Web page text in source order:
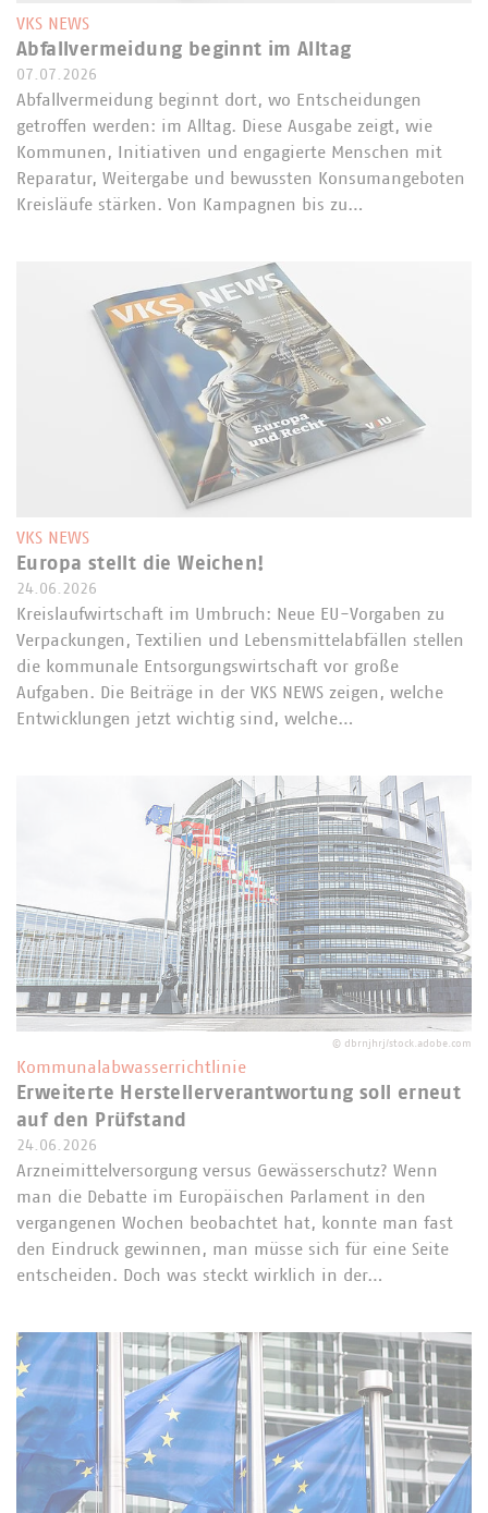
VKS NEWS
Abfallvermeidung beginnt im Alltag
07.07.2026
Abfallvermeidung beginnt dort, wo Entscheidungen
getroffen werden: im Alltag. Diese Ausgabe zeigt, wie
Kommunen, Initiativen und engagierte Menschen mit
Reparatur, Weitergabe und bewussten Konsumangeboten
Kreisläufe stärken. Von Kampagnen bis zu…
VKS NEWS
Europa stellt die Weichen!
24.06.2026
Kreislaufwirtschaft im Umbruch: Neue EU-Vorgaben zu
Verpackungen, Textilien und Lebensmittelabfällen stellen
die kommunale Entsorgungswirtschaft vor große
Aufgaben. Die Beiträge in der VKS NEWS zeigen, welche
Entwicklungen jetzt wichtig sind, welche…
© dbrnjhrj/stock.adobe.com
Kommunalabwasserrichtlinie
Erweiterte Herstellerverantwortung soll erneut
auf den Prüfstand
24.06.2026
Arzneimittelversorgung versus Gewässerschutz? Wenn
man die Debatte im Europäischen Parlament in den
vergangenen Wochen beobachtet hat, konnte man fast
den Eindruck gewinnen, man müsse sich für eine Seite
entscheiden. Doch was steckt wirklich in der…